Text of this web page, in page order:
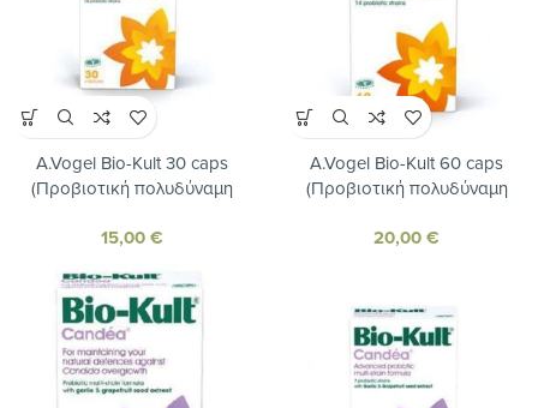
A.Vogel Bio-Kult 30 caps
(Προβιοτική πολυδύναμη
υγείας του πεπτικού και
15,00€
A.Vogel Bio-Kult 60 caps
(Προβιοτική πολυδύναμη
υγείας του πεπτικού και
20,00€